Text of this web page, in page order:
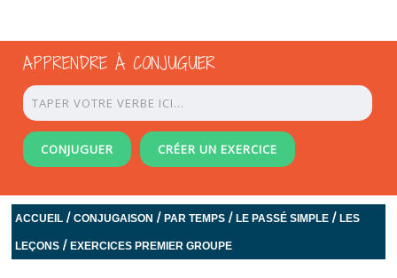
APPRENDRE À CONJUGUER
CONJUGUER CRÉER UN EXERCICE
ACCUEIL /CONJUGAISON /PAR TEMPS /LE PASSÉ SIMPLE /LES
LEÇONS /EXERCICES PREMIER GROUPE